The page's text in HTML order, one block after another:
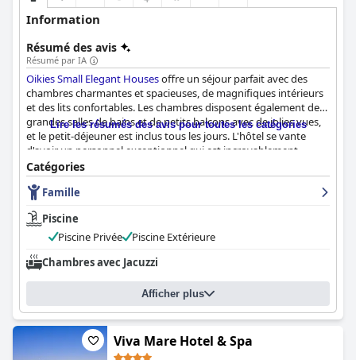
Information
Résumé des avis
Résumé par IA
Oikies Small Elegant Housesoffre un séjour parfait avec des
chambres charmantes et spacieuses, de magnifiques intérieurs
et des lits confortables. Les chambres disposent également de
grandes salles de bains et de petits balcons avec de jolies vues,
et le petit-déjeuner est inclus tous les jours. L'hôtel se vante
d'avoir un personnel exceptionnel qui est incroyablement
amical, serviable et arrangeant. Les clients ont salué l'accueil
chaleureux et la réception, ainsi que le professionnalisme et
l'attitude attentionnée du personnel. De plus, le dévouement de
l'hôtel à la propreté est louable, avec des femmes de ménage
dévouées qui assurent le plus haut niveau de propreté, malgré
quelques plaintes mineures de quelques clients. Dans
Oikies Small Elegant Houses
environnement propre et confortable, avec un service
exceptionnel, ce qui en fera une expérience inoubliable.
Lire les résumés des avis pour toutes les catégories
Catégories
Famille
Piscine
Piscine Privée
Piscine Extérieure
Chambres avec Jacuzzi
Afficher plus
Viva Mare Hotel & Spa